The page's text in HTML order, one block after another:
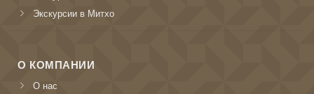
Экскурсии в Митхо
О КОМПАНИИ
О нас